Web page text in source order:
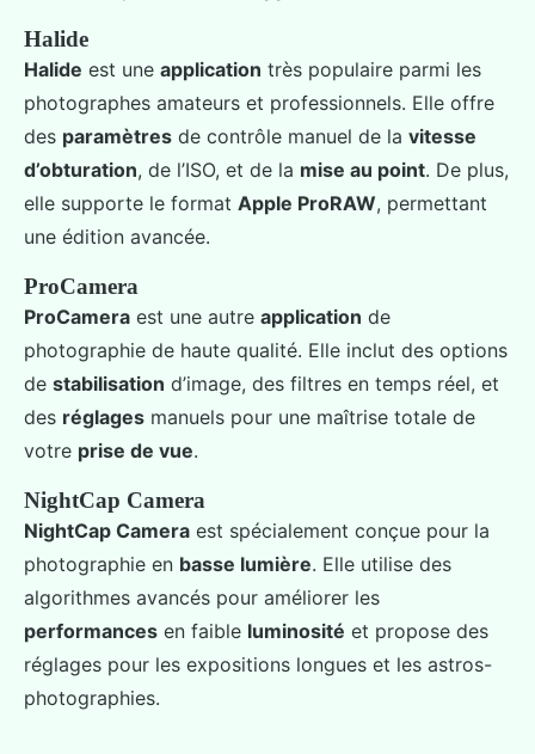
Halide
Halide est une application très populaire parmi les
photographes amateurs et professionnels. Elle offre
des paramètres de contrôle manuel de la vitesse
d’obturation, de l’ISO, et de la mise au point. De plus,
elle supporte le format Apple ProRAW, permettant
une édition avancée.
ProCamera
ProCamera est une autre application de
photographie de haute qualité. Elle inclut des options
de stabilisation d’image, des filtres en temps réel, et
des réglages manuels pour une maîtrise totale de
votre prise de vue.
NightCap Camera
NightCap Camera est spécialement conçue pour la
photographie en basse lumière. Elle utilise des
algorithmes avancés pour améliorer les
performances en faible luminosité et propose des
réglages pour les expositions longues et les astros-
photographies.